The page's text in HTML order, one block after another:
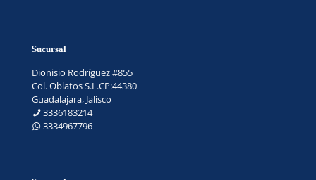
Sucursal
Dionisio Rodríguez #855
Col. Oblatos S.L.CP:44380
Guadalajara, Jalisco
3336183214
3334967796